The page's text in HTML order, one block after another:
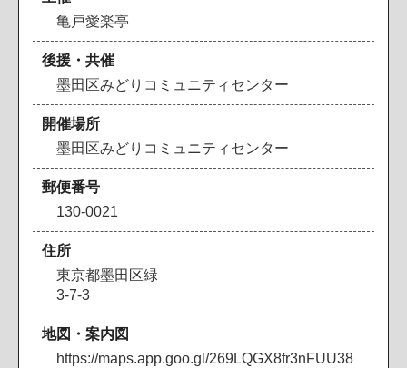
亀戸愛楽亭
後援・共催
墨田区みどりコミュニティセンター
開催場所
墨田区みどりコミュニティセンター
郵便番号
130-0021
住所
東京都墨田区緑
3-7-3
地図・案内図
https://maps.app.goo.gl/269LQGX8fr3nFUU38